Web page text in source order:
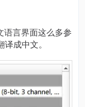
言界面这么多参
成中文。